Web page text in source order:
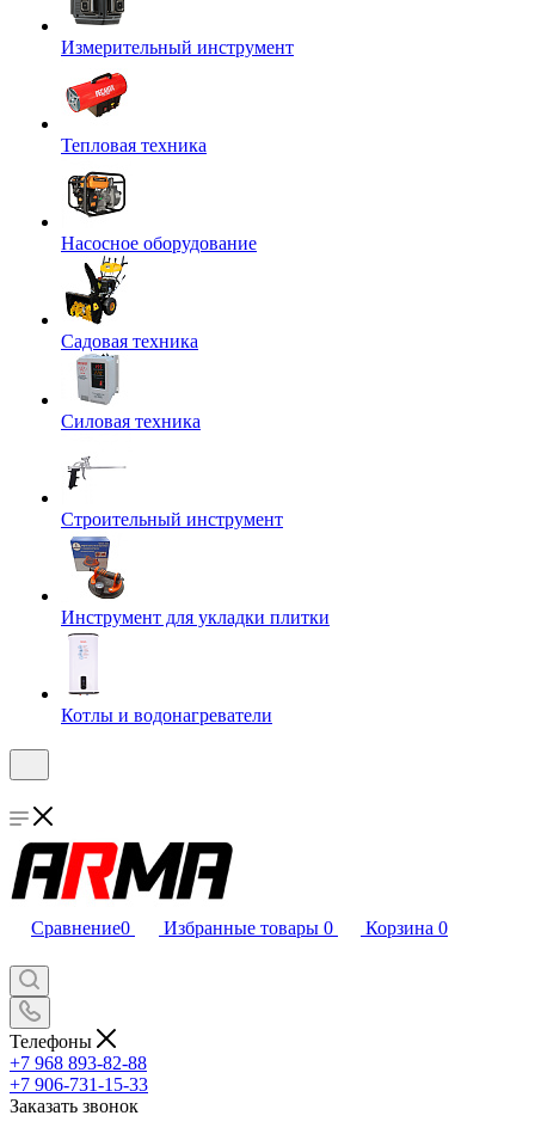
Измерительный инструмент
Тепловая техника
Насосное оборудование
Садовая техника
Силовая техника
Строительный инструмент
Инструмент для укладки плитки
Котлы и водонагреватели
Сравнение0 Избранные товары 0 Корзина 0
Телефоны
+7 968 893-82-88
+7 906-731-15-33
Заказать звонок